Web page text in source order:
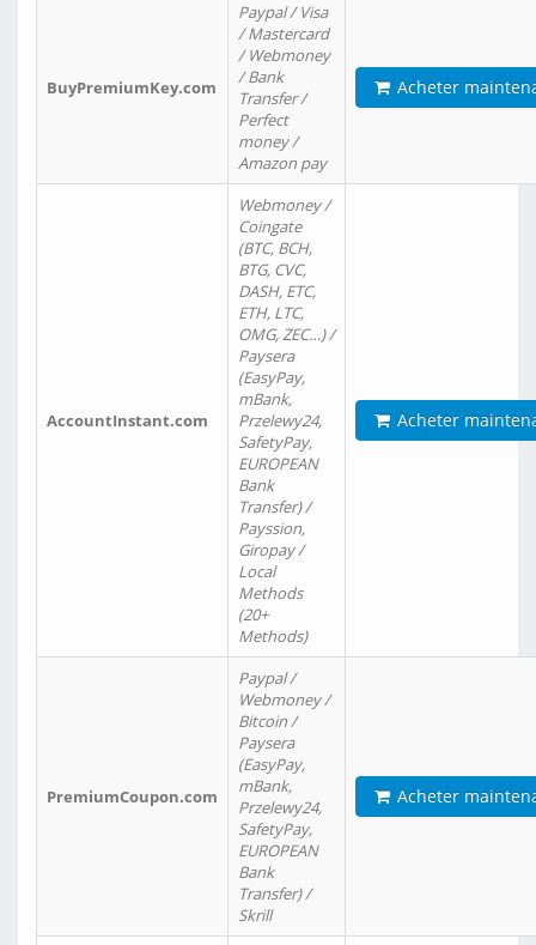
BuyPremiumKey.com
Paypal / Visa
/ Mastercard
/ Webmoney
/ Bank
Transfer /
Perfect
money /
Amazon pay
Acheter
AccountInstant.com
Webmoney /
Coingate
(BTC, BCH,
BTG, CVC,
DASH, ETC,
ETH, LTC,
OMG, ZEC…) /
Paysera
(EasyPay,
mBank,
Przelewy24,
SafetyPay,
EUROPEAN
Bank
Transfer) /
Payssion,
Giropay /
Local
Methods
(20+
Methods)
Acheter
PremiumCoupon.com
Paypal /
Webmoney /
Bitcoin /
Paysera
(EasyPay,
mBank,
Przelewy24,
SafetyPay,
EUROPEAN
Bank
Transfer) /
Skrill
Acheter